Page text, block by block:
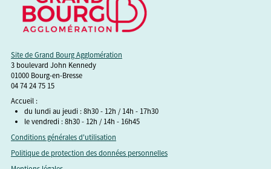
Site de Grand Bourg Agglomération
3 boulevard John Kennedy
01000 Bourg-en-Bresse
04 74 24 75 15
Accueil :
du lundi au jeudi : 8h30 - 12h / 14h - 17h30
le vendredi : 8h30 - 12h / 14h - 16h45
Conditions générales d'utilisation
Politique de protection des données personnelles